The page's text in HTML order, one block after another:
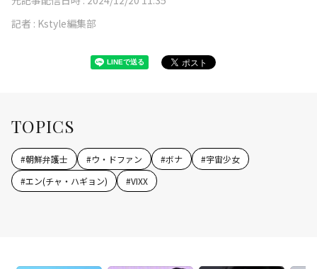
記者 : Kstyle編集部
TOPICS
#朝鮮弁護士 #ウ・ドファン #ボナ #宇宙少女
#エン(チャ・ハギョン) #VIXX